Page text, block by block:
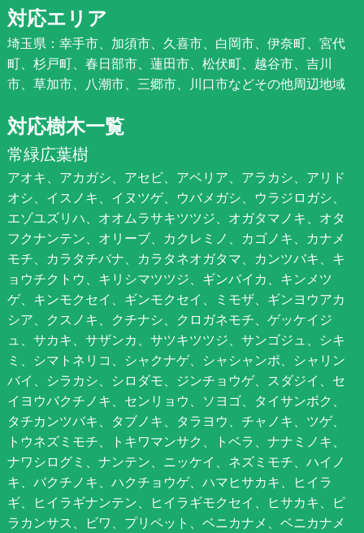
対応エリア
埼玉県：幸手市、加須市、久喜市、白岡市、伊奈町、宮代
町、杉戸町、春日部市、蓮田市、松伏町、越谷市、吉川
市、草加市、八潮市、三郷市、川口市などその他周辺地域
対応樹木一覧
常緑広葉樹
アオキ、アカガシ、アセビ、アベリア、アラカシ、アリド
オシ、イスノキ、イヌツゲ、ウバメガシ、ウラジロガシ、
エゾユズリハ、オオムラサキツツジ、オガタマノキ、オタ
フクナンテン、オリーブ、カクレミノ、カゴノキ、カナメ
モチ、カラタチバナ、カラタネオガタマ、カンツバキ、キ
ョウチクトウ、キリシマツツジ、ギンバイカ、キンメツ
ゲ、キンモクセイ、ギンモクセイ、ミモザ、ギンヨウアカ
シア、クスノキ、クチナシ、クロガネモチ、ゲッケイジ
ュ、サカキ、サザンカ、サツキツツジ、サンゴジュ、シキ
ミ、シマトネリコ、シャクナゲ、シャシャンポ、シャリン
バイ、シラカシ、シロダモ、ジンチョウゲ、スダジイ、セ
イヨウバクチノキ、センリョウ、ソヨゴ、タイサンボク、
タチカンツバキ、タブノキ、タラヨウ、チャノキ、ツゲ、
トウネズミモチ、トキワマンサク、トベラ、ナナミノキ、
ナワシログミ、ナンテン、ニッケイ、ネズミモチ、ハイノ
キ、バクチノキ、ハクチョウゲ、ハマヒサカキ、ヒイラ
ギ、ヒイラギナンテン、ヒイラギモクセイ、ヒサカキ、ピ
ラカンサス、ビワ、プリペット、ベニカナメ、ベニカナメ